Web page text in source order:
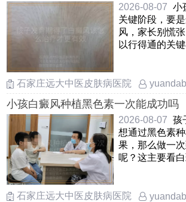
2026-08-07 小
关键阶段，要
风，家长别慌
以行得通的关
石家庄远大中医皮肤病医院
小孩白癜风种植黑色素一次能成功吗
2026-08-07 孩
想通过黑色素
果，那么做一
呢？这主要看
石家庄远大中医皮肤病医院